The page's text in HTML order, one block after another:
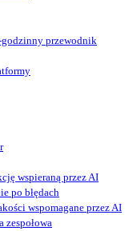
przewodnik
wspieraną przez AI
po błędach
wspomagane przez AI
zespołowa